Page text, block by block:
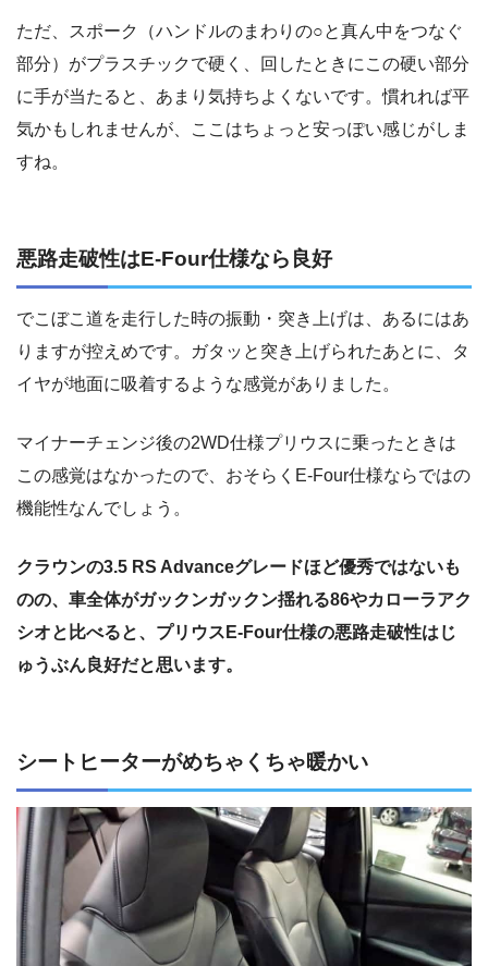
ただ、スポーク（ハンドルのまわりの○と真ん中をつなぐ
部分）がプラスチックで硬く、回したときにこの硬い部分
に手が当たると、あまり気持ちよくないです。慣れれば平
気かもしれませんが、ここはちょっと安っぽい感じがしま
すね。
悪路走破性はE-Four仕様なら良好
でこぼこ道を走行した時の振動・突き上げは、あるにはあ
りますが控えめです。ガタッと突き上げられたあとに、タ
イヤが地面に吸着するような感覚がありました。
マイナーチェンジ後の2WD仕様プリウスに乗ったときは
この感覚はなかったので、おそらくE-Four仕様ならではの
機能性なんでしょう。
クラウンの3.5 RS Advanceグレードほど優秀ではないも
のの、車全体がガックンガックン揺れる86やカローラアク
シオと比べると、プリウスE-Four仕様の悪路走破性はじ
ゅうぶん良好だと思います。
シートヒーターがめちゃくちゃ暖かい